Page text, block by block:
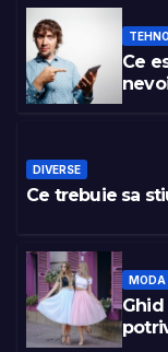
Ce
DIVERSE
Ce trebuie sa
MODA